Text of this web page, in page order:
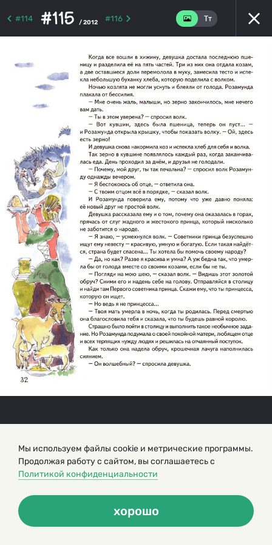
#114 #115 / 2012 #116
Мы используем файлы cookie и метрические программы.
Продолжая работу с сайтом, вы соглашаетесь с
Политикой конфиденциальности
хорошо